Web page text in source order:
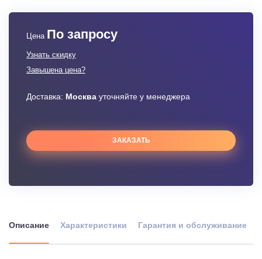
Цена По запросу
Узнать скидку
Завышена цена?
Доставка: Москва уточняйте у менеджера
ЗАКАЗАТЬ
Описание Характеристики Гарантия и обслуживание